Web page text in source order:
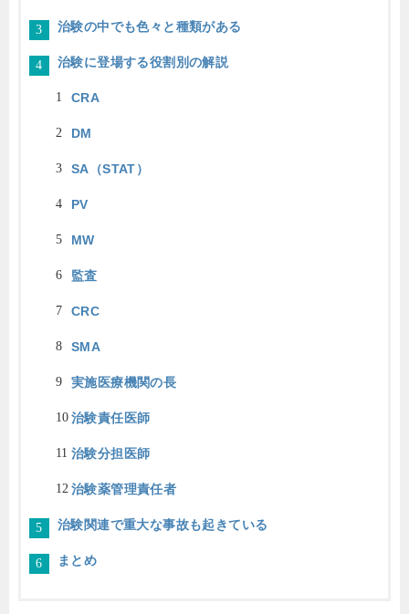
治験の中でも色々と種類がある
治験に登場する役割別の解説
CRA
DM
SA（STAT）
PV
MW
監査
CRC
SMA
実施医療機関の長
治験責任医師
治験分担医師
治験薬管理責任者
治験関連で重大な事故も起きている
まとめ